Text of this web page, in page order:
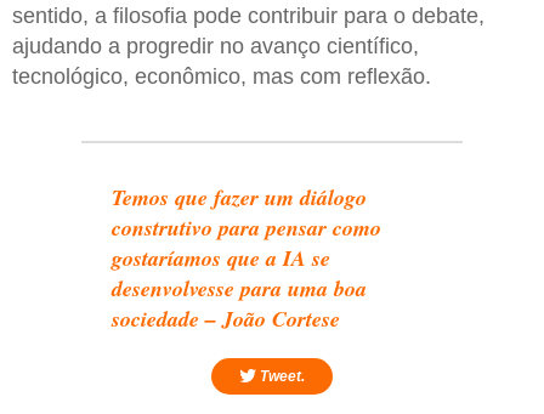
sentido, a filosofia pode contribuir para o debate,
ajudando a progredir no avanço científico,
tecnológico, econômico, mas com reflexão.
Temos que fazer um diálogo
construtivo para pensar como
gostaríamos que a IA se
desenvolvesse para uma boa
sociedade – João Cortese
Tweet.